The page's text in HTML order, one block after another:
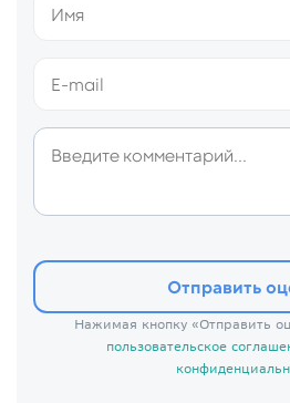
Отправить
Нажимая кнопку «Отправить
пользовательское